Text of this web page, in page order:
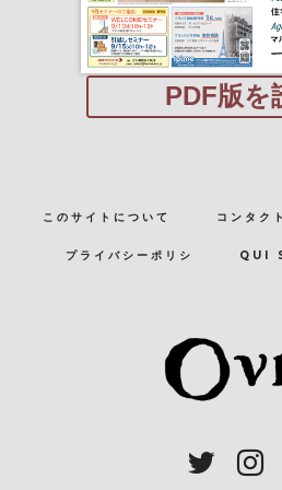
PDF版を
このサイトについて コンタクト
プライバシーポリシ QUI